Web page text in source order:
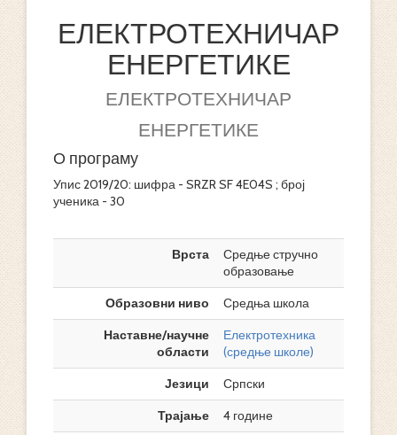
ЕЛЕКТРОТЕХНИЧАР
ЕНЕРГЕТИКЕ
ЕЛЕКТРОТЕХНИЧАР
ЕНЕРГЕТИКЕ
О програму
Упис 2019/20: шифра - SRZR SF 4E04S ; број
ученика - 30
Врста
Средње стручно
образовање
Образовни ниво
Средња школа
Наставне/научне
области
Електротехника
(средње школе)
Језици
Српски
Трајање
4 године